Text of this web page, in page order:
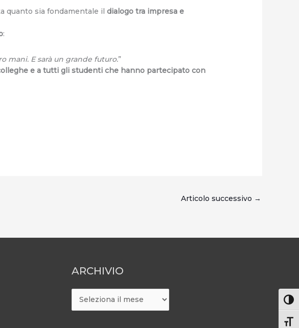
quanto sia fondamentale ildialogo tra impresa e
:
mani. E sarà un grande futuro.”
e a tutti gli studenti che hanno partecipato con
Articolo successivo →
ARCHIVIO
ARCHIVIO